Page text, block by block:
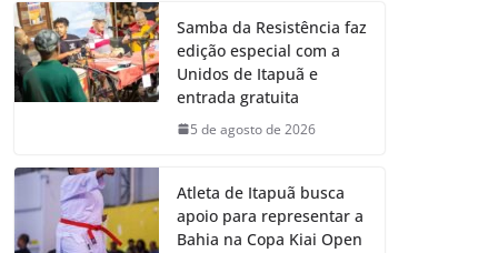
Samba da Resistência faz
edição especial com a
Unidos de Itapuã e
entrada gratuita
5 de agosto de 2026
Atleta de Itapuã busca
apoio para representar a
Bahia na Copa Kiai Open